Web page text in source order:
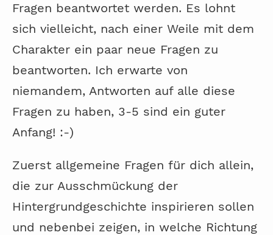
Fragen beantwortet werden. Es lohnt
sich vielleicht, nach einer Weile mit dem
Charakter ein paar neue Fragen zu
beantworten. Ich erwarte von
niemandem, Antworten auf alle diese
Fragen zu haben, 3-5 sind ein guter
Anfang! :-)
Zuerst allgemeine Fragen für dich allein,
die zur Ausschmückung der
Hintergrundgeschichte inspirieren sollen
und nebenbei zeigen, in welche Richtung